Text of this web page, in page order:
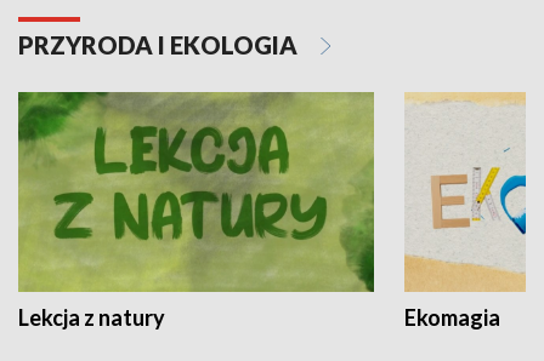
PRZYRODA I EKOLOGIA
Lekcja z natury Ekomagia